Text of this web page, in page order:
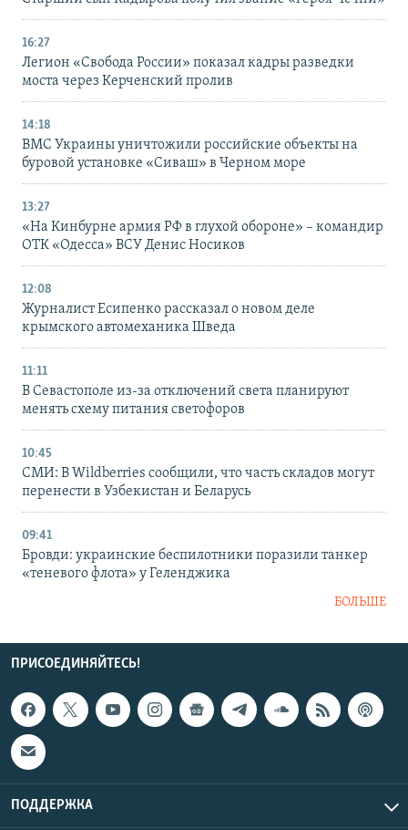
16:27
Легион «Свобода России» показал кадры разведки
моста через Керченский пролив
14:18
ВМС Украины уничтожили российские объекты на
буровой установке «Сиваш» в Черном море
13:27
«На Кинбурне армия РФ в глухой обороне» – командир
ОТК «Одесса» ВСУ Денис Носиков
12:08
Журналист Есипенко рассказал о новом деле
крымского автомеханика Шведа
11:11
В Севастополе из-за отключений света планируют
менять схему питания светофоров
10:45
СМИ: В Wildberries сообщили, что часть складов могут
перенести в Узбекистан и Беларусь
09:41
Бровди: украинские беспилотники поразили танкер
«теневого флота» у Геленджика
БОЛЬШЕ
ПРИСОЕДИНЯЙТЕСЬ!
ПОДДЕРЖКА